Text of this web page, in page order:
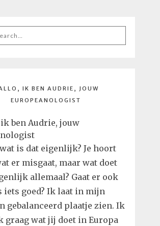
IK BEN AUDRIE, JOUW
EUROPEANOLOGIST
is dat eigenlijk? Je hoort
er misgaat, maar wat doet
allemaal? Gaat er ook
iets goed? Ik laat in mijn
gebalanceerd plaatje zien. Ik
graag wat jij doet in Europa